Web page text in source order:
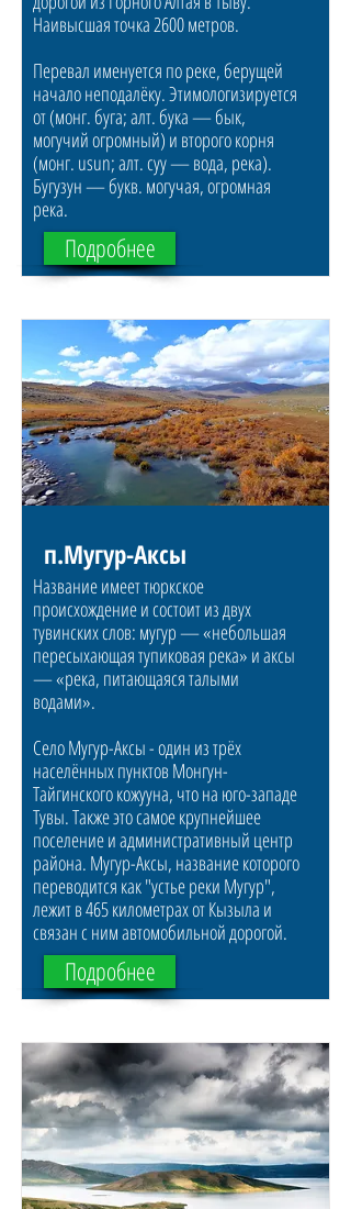
Наивысшая точка 2600 метров.
Перевал именуется по реке, берущей
начало неподалёку. Этимологизируется
от (монг. буга; алт. бука — бык,
могучий огромный) и второго корня
(монг. usun; алт. суу — вода, река).
Бугузун — букв. могучая, огромная
река.
Подробнее
п.Мугур-Аксы
Название имеет тюркское
происхождение и состоит из двух
тувинских слов: мугур — «небольшая
пересыхающая тупиковая река» и аксы
— «река, питающаяся талыми
водами».
Село Мугур-Аксы - один из трёх
населённых пунктов Монгун-
Тайгинского кожууна, что на юго-западе
Тувы. Также это самое крупнейшее
поселение и административный центр
района. Мугур-Аксы, название которого
переводится как "устье реки Мугур",
лежит в 465 километрах от Кызыла и
связан с ним автомобильной дорогой.
Подробнее